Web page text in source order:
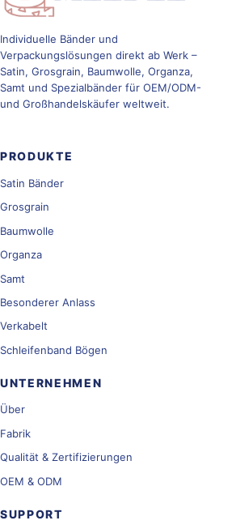
Individuelle Bänder und
Verpackungslösungen direkt ab Werk –
Satin, Grosgrain, Baumwolle, Organza,
Samt und Spezialbänder für OEM/ODM-
und Großhandelskäufer weltweit.
PRODUKTE
Satin Bänder
Grosgrain
Baumwolle
Organza
Samt
Besonderer Anlass
Verkabelt
Schleifenband Bögen
UNTERNEHMEN
Über
Fabrik
Qualität & Zertifizierungen
OEM & ODM
SUPPORT